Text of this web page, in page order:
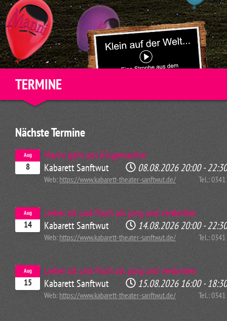
TERMINE
Nächste Termine
8
Aug
Manni geht ans Eingemachte
Kabarett Sanftwut
08.08.202620:00 -
Web: https://www.kabarett-theater-sanftwut.de/ Tel.:
14
Aug
Lieber alt und frisch als jung und verdorben
Kabarett Sanftwut
14.08.202620:00 -
Web: https://www.kabarett-theater-sanftwut.de/ Tel.:
15
Aug
Lieber alt und frisch als jung und verdorben
Kabarett Sanftwut
15.08.2026 16:00 -
Web: https://www.kabarett-theater-sanftwut.de/ Tel.: